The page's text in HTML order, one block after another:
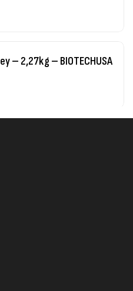
– 2,27kg – BIOTECHUSA